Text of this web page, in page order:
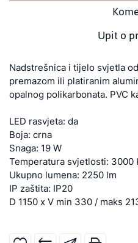
Upit o
Nadstrešnica i tijelo svjetla
premazom ili platiranim
opalnog polikarbonata. PVC
LED rasvjeta: da
Boja: crna
Snaga: 19 W
Temperatura svjetlosti: 3000
Ukupno lumena: 2250 lm
IP zaštita: IP20
D 1150 x V min 330 / maks